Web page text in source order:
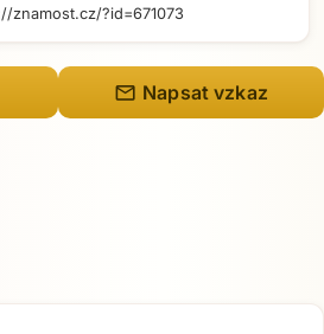
znamost.cz/?id=671073
mail Napsat vzkaz